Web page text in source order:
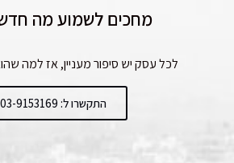
מחכים לשמוע מה
לכל עסק יש סיפור מעניין, אז למה
התקשרו ל: 03-9153169